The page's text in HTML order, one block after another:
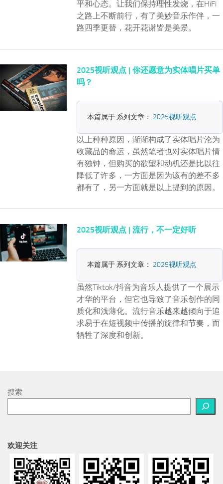
平和心态。让我们保持理性发烧，在HiFi
之路上不断前行，有了美妙音乐作伴，一
路四季更替，花开花谢皆是美景。
2025视听观点 | 你还愿意为实体唱片买单
吗？
本篇属于 系列文章： 2025视听观点
以上种种原因，渐渐构成了实体唱片沦为
收藏品的命运，虽然笔者也对实体唱片情
有独钟，但购买的欲望和动机还是比以往
降低了许多，一方面是因为该有的差不多
都有了，另一方面就是以上提到的原因。
2025视听观点 | 流行，不一定好听
本篇属于 系列文章： 2025视听观点
虽然Tiktok/抖音为音乐人提供了一个展示
才华的平台，但它也导致了音乐创作的同
质化和浅薄化。流行音乐越来越倾向于追
求易于在短视频中传播的旋律和节奏，而
牺牲了深度和创新。
搜索
欢迎关注